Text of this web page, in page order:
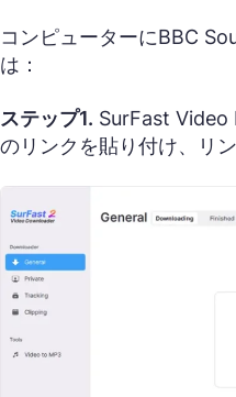
コンピューターにBBC
は：
ステップ1. SurFast
のリンクを貼り付け、リ